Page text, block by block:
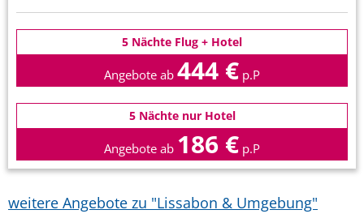
5 Nächte Flug + Hotel
Angebote ab 444 € p.P
5 Nächte nur Hotel
Angebote ab 186 € p.P
weitere Angebote zu "Lissabon & Umgebung"